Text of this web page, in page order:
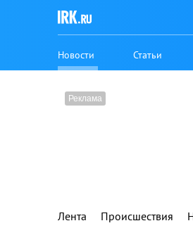
Новости Статьи
Лента Происшествия